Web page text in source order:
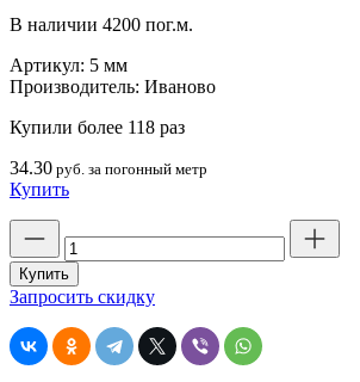
В наличии 4200 пог.м.
Артикул: 5 мм
Производитель: Иваново
Купили более 118 раз
34.30 руб. за погонный метр
Купить
товара
Полотно
нетканое
светлое
(строчка
Купить
Запросить скидку